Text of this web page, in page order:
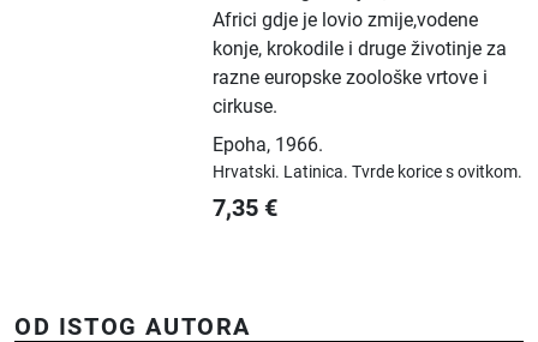
Africi gdje je lovio zmije,vodene
konje, krokodile i druge životinje za
razne europske zoološke vrtove i
cirkuse.
Epoha, 1966.
Hrvatski. Latinica.Tvrde korice s ovitkom.
7,35 €
OD ISTOG AUTORA